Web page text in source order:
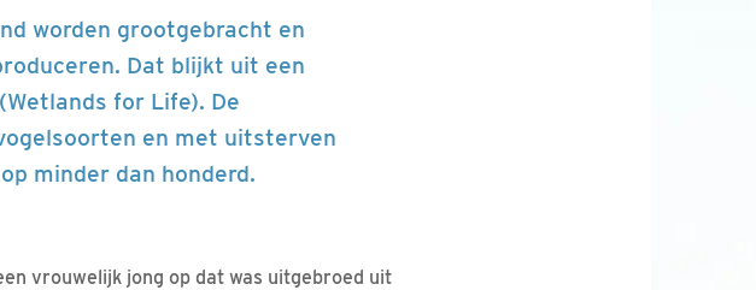
worden grootgebracht en
Dat blijkt uit een
for Life). De
en met uitsterven
minder dan honderd.
vrouwelijk jong op dat was uitgebroed uit